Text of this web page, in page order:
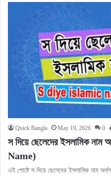
Quick Bangla May 19, 2026 0
স দিয়ে ছেলেদের ইসলামিক
Name)
এই পোষ্টে স দিয়ে ছেলেদের ইসলামিক